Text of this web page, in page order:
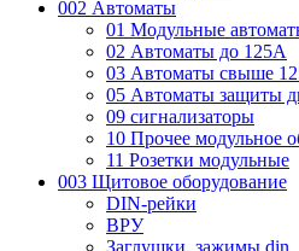
002 Автоматы
01 Модульные
02 Автоматы до 125А
03 Автоматы свыше
05 Автоматы защиты
09 сигнализаторы
10 Прочее модульное
11 Розетки модульные
003 Щитовое оборудование
DIN-рейки
ВРУ
Заглушки, зажимы din